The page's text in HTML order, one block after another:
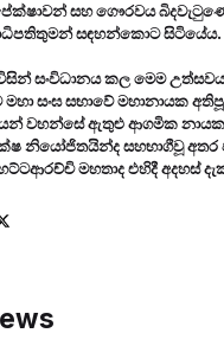
සහ ගෞරවය
සඳහන්කොට සිටියේය.
විසින් සංවිධානය කල මෙම
මහා සංඝ සභාවේ මහානායක
වහන්සේ ඇතුළු ආගමික
නියෝජිතයින්ද සහභාගීවූ අතර
මහතාද එහිදී අදහස්